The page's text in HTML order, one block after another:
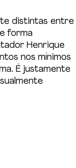
distintas entre
forma
Henrique
nos mínimos
É justamente